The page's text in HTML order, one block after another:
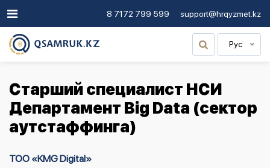
8 7172 799 599 support@hrqyzmet.kz
Рус
Старший специалист НСИ
Департамент Big Data (сектор
аутстаффинга)
ТОО «KMG Digital»